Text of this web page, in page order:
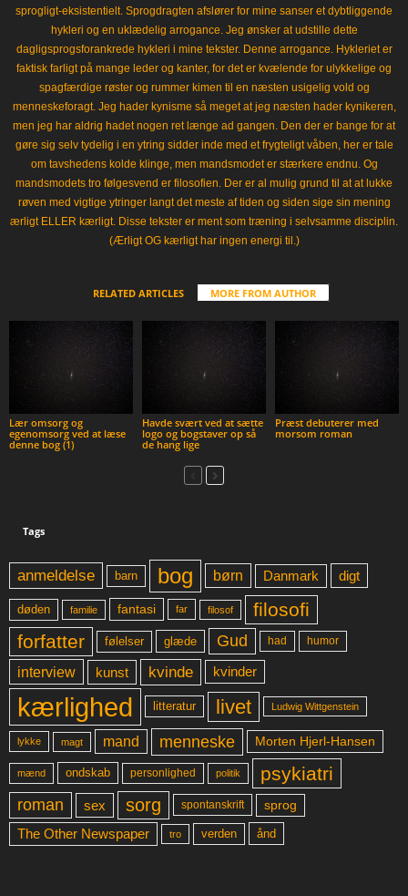
sprogligt-eksistentielt. Sprogdragten afslører for mine sanser et dybtliggende
hykleri og en uklædelig arrogance. Jeg ønsker at udstille dette
dagligsprogsforankrede hykleri i mine tekster. Denne arrogance. Hykleriet er
faktisk farligt på mange leder og kanter, for det er kvælende for ulykkelige og
spagfærdige røster og rummer kimen til en næsten usigelig vold og
menneskeforagt. Jeg hader kynisme så meget at jeg næsten hader kynikeren,
men jeg har aldrig hadet nogen ret længe ad gangen. Den der er bange for at
gøre sig selv tydelig i en ytring sidder inde med et frygteligt våben, her er tale
om tavshedens kolde klinge, men mandsmodet er stærkere endnu. Og
mandsmodets tro følgesvend er filosofien. Der er al mulig grund til at at lukke
røven med vigtige ytringer langt det meste af tiden og siden sige sin mening
ærligt ELLER kærligt. Disse tekster er ment som træning i selvsamme disciplin.
(Ærligt OG kærligt har ingen energi til.)
RELATED ARTICLES MORE FROM AUTHOR
Lær omsorg og
egenomsorg ved at læse
denne bog (1)
Havde svært ved at sætte
logo og bogstaver op så
de hang lige
Præst debuterer med
morsom roman
Tags
anmeldelse barn bog børn Danmark digt
døden familie fantasi far filosof
filosofi
forfatter
følelser glæde Gud had humor
interview kunst kvinde kvinder
kærlighed litteratur livet Ludwig Wittgenstein
lykke magt mand menneske Morten Hjerl-Hansen
mænd ondskab personlighed politik psykiatri
roman sex sorg spontanskrift sprog
The Other Newspaper tro verden ånd